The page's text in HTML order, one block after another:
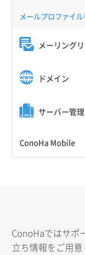
メールプロファイ
メーリング
ドメイン
サーバー管理
ConoHa Mobile
ConoHaではサポ
立ち情報をご用意